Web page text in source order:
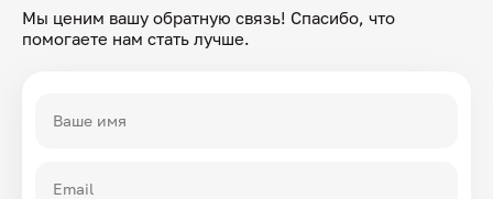
Мы ценим вашу обратную связь! Спасибо, что
помогаете нам стать лучше.
Ваше имя
Email